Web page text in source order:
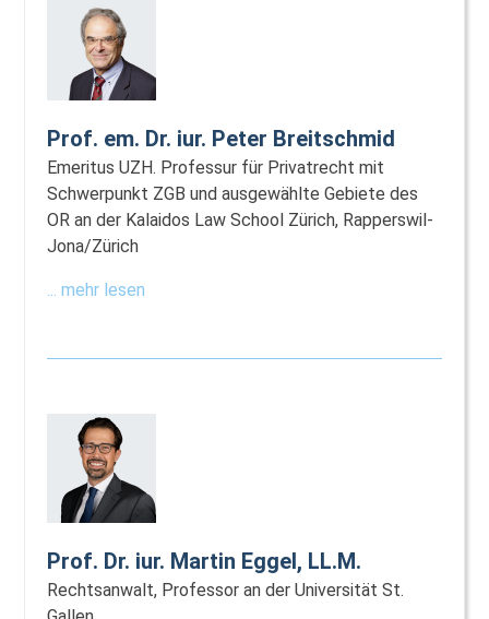
Prof. em. Dr. iur. Peter Breitschmid
Emeritus UZH. Professur für Privatrecht mit
Schwerpunkt ZGB und ausgewählte Gebiete des
OR an der Kalaidos Law School Zürich, Rapperswil-
Jona/Zürich
... mehr lesen
Prof. Dr. iur. Martin Eggel, LL.M.
Rechtsanwalt, Professor an der Universität St.